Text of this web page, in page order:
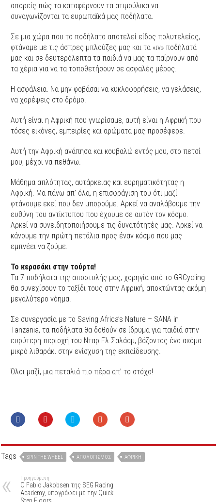
απορείς πώς τα καταφέρνουν τα ατιμούλικα να
συναγωνίζονται τα ευρωπαϊκά μας ποδήλατα.
Σε μια χώρα που το ποδήλατο αποτελεί είδος πολυτελείας,
φτάναμε με τις άσπρες μπλούζες μας και τα «ιν» ποδήλατά
μας και σε δευτερόλεπτα τα παιδιά να μας τα παίρνουν από
τα χέρια για να τα τοποθετήσουν σε ασφαλές μέρος.
Η ασφάλεια. Να μην φοβάσαι να κυκλοφορήσεις, να γελάσεις,
να χορέψεις στο δρόμο.
Αυτή είναι η Αφρική που γνωρίσαμε, αυτή είναι η Αφρική που
τόσες εικόνες, εμπειρίες και αρώματα μας προσέφερε.
Αυτή την Αφρική αγάπησα και κουβαλώ εντός μου, στο πετσί
μου, μέχρι να πεθάνω.
Μάθημα απλότητας, αυτάρκειας και ευρηματικότητας η
Αφρική. Μα πάνω απ’ όλα, η επισφράγιση του ότι μαζί
φτάνουμε εκεί που δεν μπορούμε. Αρκεί να αναλάβουμε την
ευθύνη του αντίκτυπου που έχουμε σε αυτόν τον κόσμο.
Αρκεί να συνειδητοποιήσουμε τις δυνατότητές μας. Αρκεί να
κάνουμε την πρώτη πετάλια προς έναν κόσμο που μας
εμπνέει να ζούμε.
Το κερασάκι στην τούρτα!
Τα 7 ποδήλατα της αποστολής μας, χορηγία από το GRCycling
θα συνεχίσουν το ταξίδι τους στην Αφρική, αποκτώντας ακόμη
μεγαλύτερο νόημα.
Σε συνεργασία με το Saving Africa’s Nature – SANA in
Tanzania, τα ποδήλατα θα δοθούν σε ίδρυμα για παιδιά στην
ευρύτερη περιοχή του Νταρ Ελ Σαλάαμ, βάζοντας ένα ακόμα
μικρό λιθαράκι στην ενίσχυση της εκπαίδευσης.
Όλοι μαζί, μια πεταλιά πιο πέρα απ’ το στόχο!
Tags SPIN THE WHEEL ΑΠΟΛΟΓΙΣΜΌΣ ΑΦΡΙΚΉ
Προηγούμενη
O Fabio Jakobsen της SEG Racing
Academy, υπογράφει με την Quick
Step Floors